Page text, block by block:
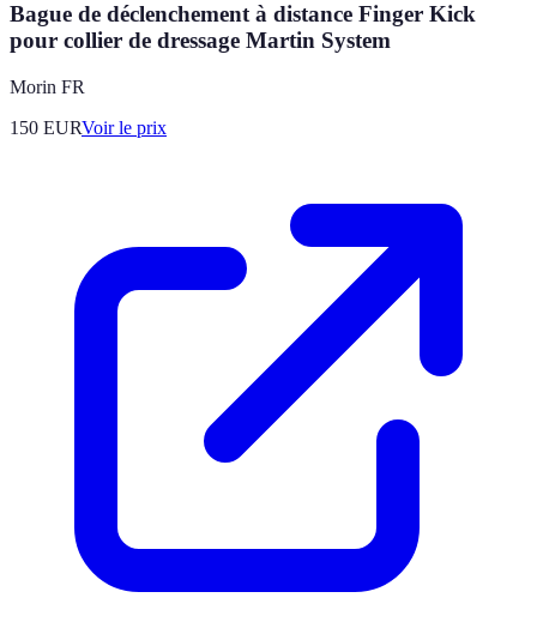
Bague de déclenchement à distance Finger Kick
pour collier de dressage Martin System
Morin FR
150 EURVoir le prix